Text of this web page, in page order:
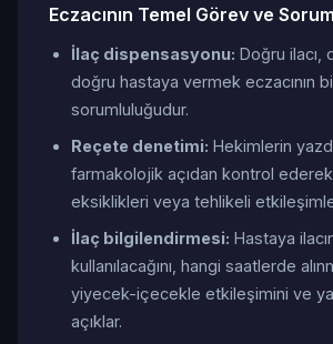
Eczacının Temel Görev ve
İlaç dispensasyonu: Doğru ilacı,
doğru hastaya vermek eczacının
sorumluluğudur.
Reçete denetimi: Hekimlerin
farmakolojik açıdan kontrol ederek
eksiklikleri veya tehlikeli
İlaç bilgilendirmesi: Hastaya
kullanılacağını, hangi saatlerde
yiyecek-içecekle etkileşimini ve
açıklar.